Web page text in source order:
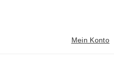
Mein Konto